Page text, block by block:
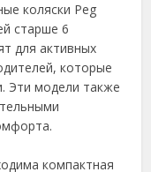
коляски Peg
старше 6
для активных
которые
Эти модели также
компактная